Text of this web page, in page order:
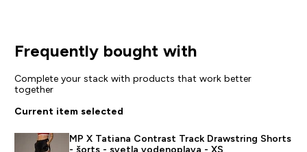
Frequently bought with
Complete your stack with products that work better
together
Current item selected
MP X Tatiana Contrast Track Drawstring Shorts
- šorts - svetla vodenoplava - XS